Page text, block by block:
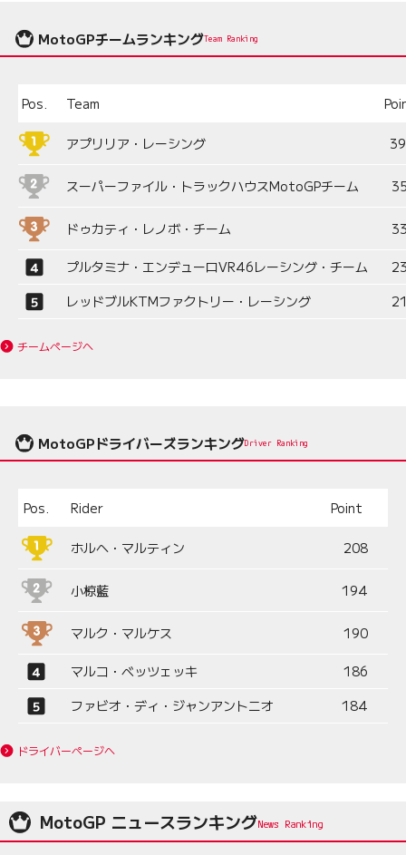
MotoGPチームランキングTeam Ranking
Pos. Team
アプリリア・レーシング
スーパーファイル・トラックハウスMotoGPチーム
ドゥカティ・レノボ・チーム
プルタミナ・エンデューロVR46レーシング・チーム
レッドブルKTMファクトリー・レーシング
チームページへ
MotoGPドライバーズランキングDriver Ranking
Pos. Rider Point
ホルヘ・マルティン 208
小椋藍 194
マルク・マルケス 190
マルコ・ベッツェッキ
186
ファビオ・ディ・ジャンアントニオ
184
ドライバーページへ
MotoGP ニュースランキング